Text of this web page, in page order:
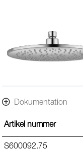
Dokumentation
Artikel nummer
S600092.75